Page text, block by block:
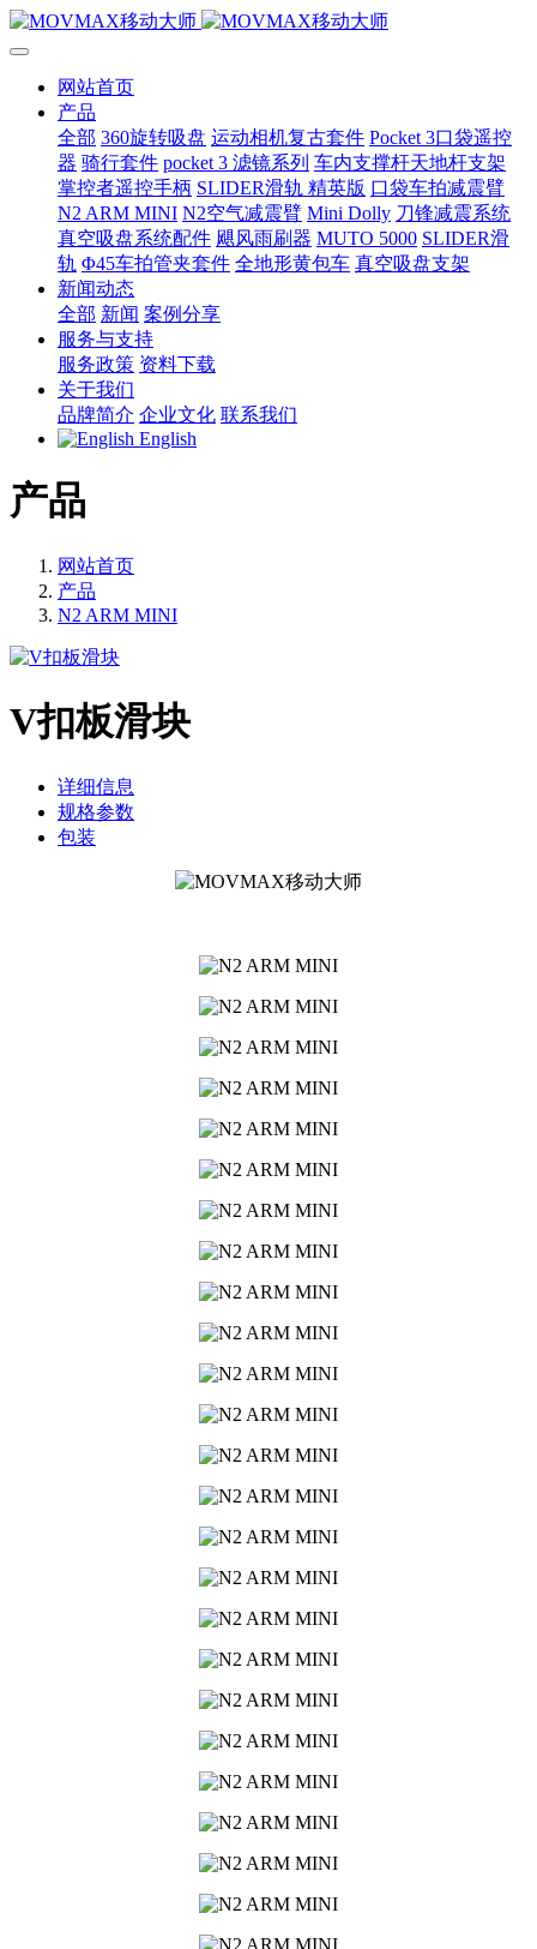
网站首页
产品
全部 360旋转吸盘 运动相机复古套件 Pocket 3口袋遥控
器 骑行套件 pocket 3 滤镜系列 车内支撑杆天地杆支架
掌控者遥控手柄 SLIDER滑轨 精英版 口袋车拍减震臂
N2 ARM MINI N2空气减震臂 Mini Dolly 刀锋减震系统
真空吸盘系统配件 飓风雨刷器 MUTO 5000 SLIDER滑
轨 Φ45车拍管夹套件 全地形黄包车 真空吸盘支架
新闻动态
全部 新闻 案例分享
服务与支持
服务政策 资料下载
关于我们
品牌简介 企业文化 联系我们
English
产品
网站首页
产品
N2 ARM MINI
V扣板滑块
详细信息
规格参数
包装